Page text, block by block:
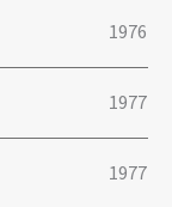
1976
1977
1977